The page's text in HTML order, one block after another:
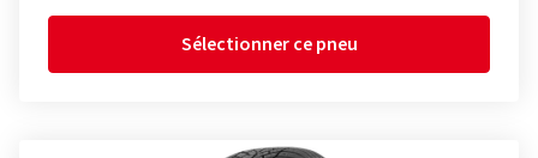
Sélectionner ce pneu